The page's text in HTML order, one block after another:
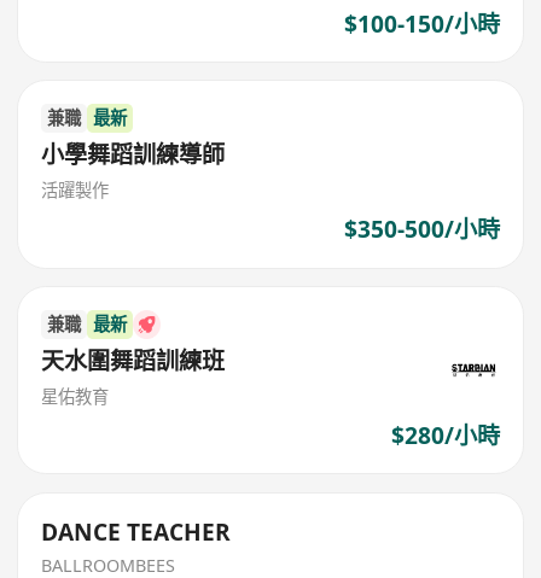
$100-150/小時
兼職 最新
小學舞蹈訓練導師
活躍製作
$350-500/小時
兼職 最新
天水圍舞蹈訓練班
星佑教育
$280/小時
DANCE TEACHER
BALLROOMBEES